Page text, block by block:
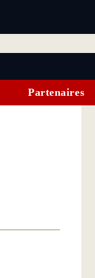
Partenaires